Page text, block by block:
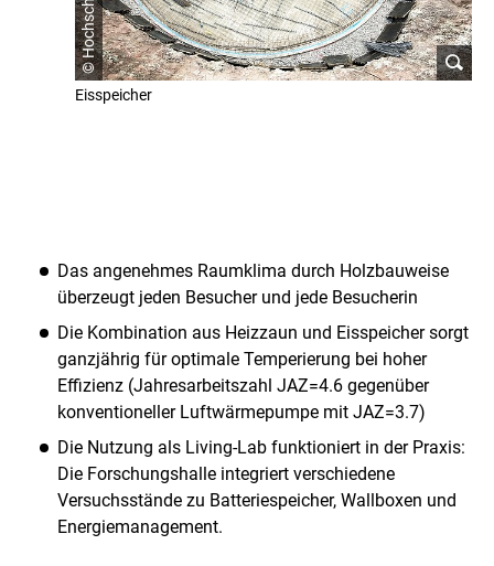
Eisspeicher
Das angenehmes Raumklima durch Holzbauweise
überzeugt jeden Besucher und jede Besucherin
Die Kombination aus Heizzaun und Eisspeicher sorgt
ganzjährig für optimale Temperierung bei hoher
Effizienz (Jahresarbeitszahl JAZ=4.6 gegenüber
konventioneller Luftwärmepumpe mit JAZ=3.7)
Die Nutzung als Living-Lab funktioniert in der Praxis:
Die Forschungshalle integriert verschiedene
Versuchsstände zu Batteriespeicher, Wallboxen und
Energiemanagement.